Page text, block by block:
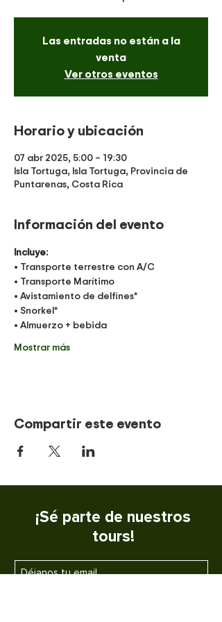
Las entradas no están a la
venta
Ver otros eventos
Horario y ubicación
07 abr 2025, 5:00 – 19:30
Isla Tortuga, Isla Tortuga, Provincia de
Puntarenas, Costa Rica
Información del evento
Incluye:
• Transporte terrestre con A/C
• Transporte Marítimo
• Avistamiento de delfines*
• Snorkel*
• Almuerzo + bebida
Mostrar más
Compartir este evento
¡Sé parte de nuestros
tours!